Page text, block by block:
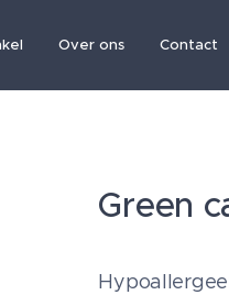
Over ons Contact
Green